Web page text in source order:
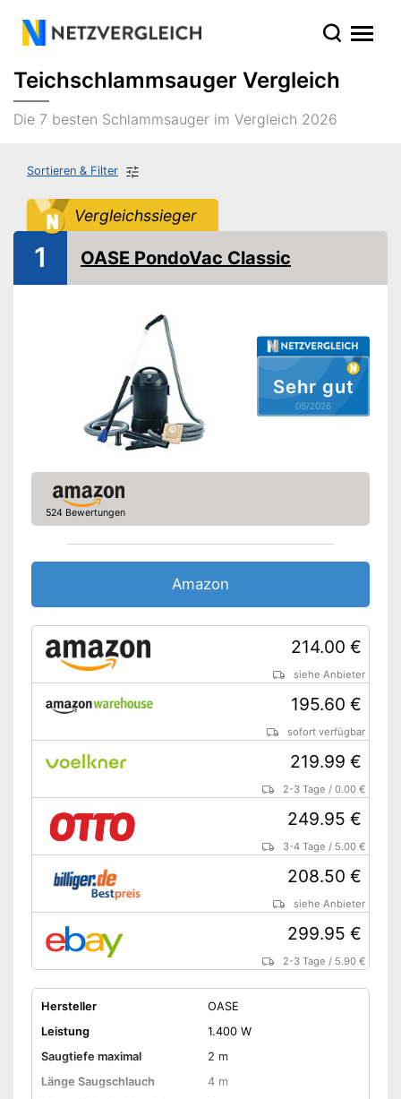
Teichschlammsauger Vergleich
Die 7 besten Schlammsauger im Vergleich 2026
Sortieren & Filter
Vergleichssieger
Sehr gut
05/2026
1 OASE PondoVac Classic
524 Bewertungen
Amazon
214.00 €
siehe Anbieter
195.60 €
sofort verfügbar
219.99 €
2-3 Tage /0.00 €
249.95 €
3-4 Tage / 5.00 €
208.50 €
siehe Anbieter
299.95 €
2-3 Tage / 5.90 €
Hersteller
OASE
Leistung
1.400 W
Saugtiefe maximal
2 m
Länge Saugschlauch
4 m